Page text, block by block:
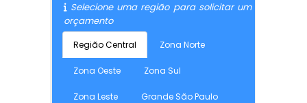
Selecione uma região para solicitar um
orçamento
Região Central Zona Norte
Zona Oeste Zona Sul
Zona Leste Grande São Paulo